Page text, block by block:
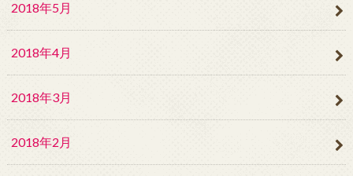
2018年5月
2018年4月
2018年3月
2018年2月